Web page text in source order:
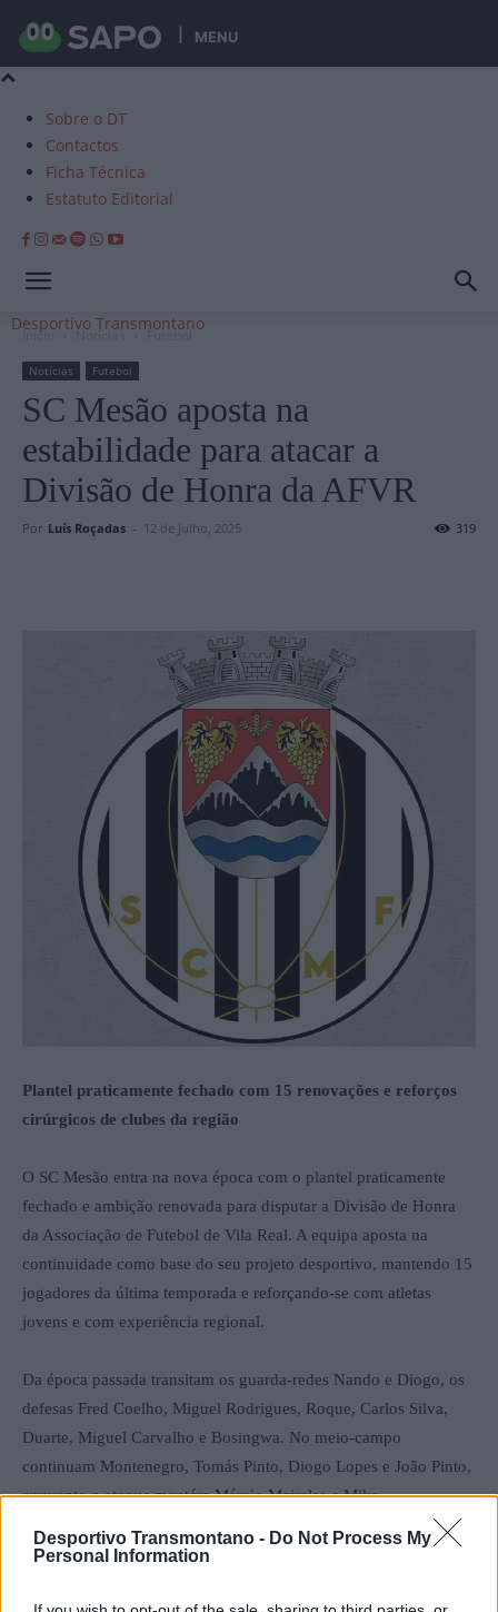
Desportivo Transmontano - Do Not Process My
Personal Information
MENU
Sobre o DT
Contactos
Ficha Técnica
Estatuto Editorial
Desportivo Transmontano
Início Notícias Futebol
Notícias Futebol
SC Mesão aposta na
estabilidade para atacar a
Divisão de Honra da AFVR
Por Luís Roçadas - 12 de Julho, 2025 319
Plantel praticamente fechado com 15 renovações e reforços
cirúrgicos de clubes da região
O SC Mesão entra na nova época com o plantel praticamente
fechado e ambição renovada para disputar a Divisão de Honra
da Associação de Futebol de Vila Real. A equipa aposta na
continuidade como base do seu projeto desportivo, mantendo 15
jogadores da última temporada e reforçando-se com atletas
jovens e com experiência regional.
Da época passada transitam os guarda-redes Nando e Diogo, os
defesas Fred Coelho, Miguel Rodrigues, Roque, Carlos Silva,
Duarte, Miguel Carvalho e Bosingwa. No meio-campo
continuam Montenegro, Tomás Pinto, Diogo Lopes e João Pinto,
enquanto o ataque mantém Márcio Meireles e Mika.
Para reforçar o grupo, o SC Mesão foi buscar Francisco Santos